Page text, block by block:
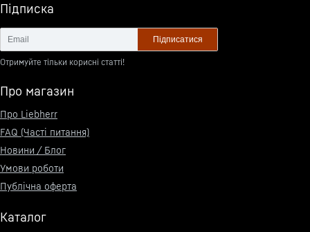
Підписка
Підписатися
Отримуйте тільки корисні статті!
Про магазин
Про Liebherr
FAQ (Часті питання)
Новини / Блог
Умови роботи
Публічна оферта
Каталог